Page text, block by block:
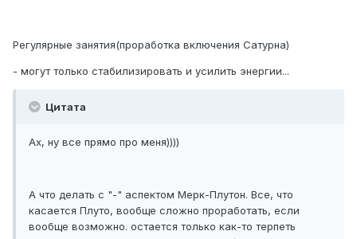
Регулярные занятия(проработка включения Сатурна)
- могут только стабилизировать и усилить энергии...
Цитата
Ах, ну все прямо про меня))))
А что делать с "-" аспектом Мерк-Плутон. Все, что
касается Плуто, вообще сложно проработать, если
вообще возможно. остается только как-то терпеть